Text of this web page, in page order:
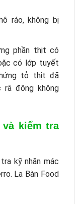
ráo, không bị
phần thịt có
có lớp tuyết
tỏ thịt đã
rã đông không
và kiểm tra
kỹ nhãn mác
La Bàn Food